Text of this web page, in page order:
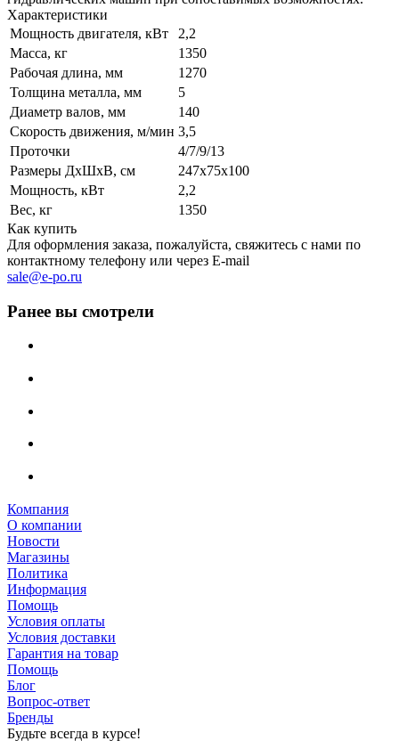
Характеристики
Мощность двигателя, кВт
2,2
Масса, кг
1350
Рабочая длина, мм
1270
Толщина металла, мм
5
Диаметр валов, мм
140
Скорость движения, м/мин 3,5
Проточки
4/7/9/13
Размеры ДхШхВ, см
247x75x100
Мощность, кВт
2,2
Вес, кг
1350
Как купить
Для оформления заказа, пожалуйста, свяжитесь с нами по
контактному телефону или через E-mail
sale@e-po.ru
Ранее вы смотрели
Компания
О компании
Новости
Магазины
Политика
Информация
Помощь
Условия оплаты
Условия доставки
Гарантия на товар
Помощь
Блог
Вопрос-ответ
Бренды
Будьте всегда в курсе!